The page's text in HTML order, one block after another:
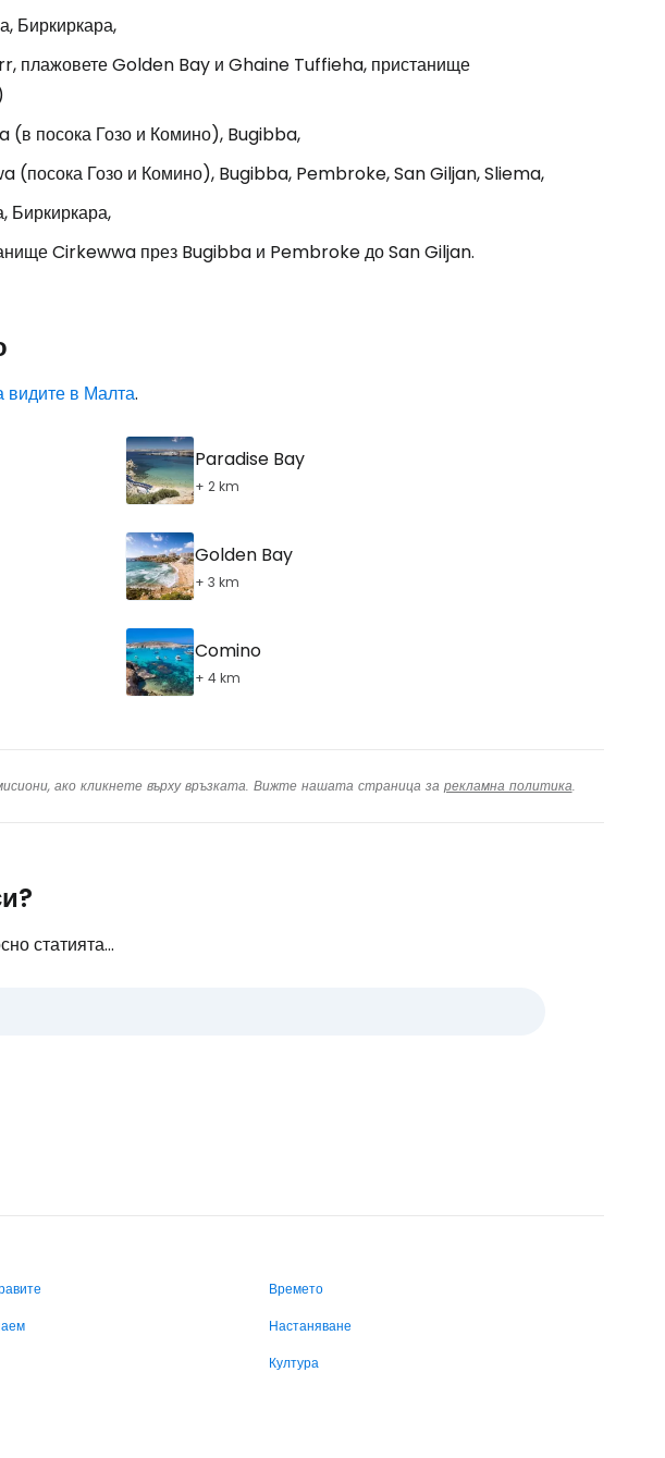
Биркиркара,
плажовете Golden Bay и Ghaine Tuffieha, пристанище
посока Гозо и Комино), Bugibba,
(посока Гозо и Комино), Bugibba, Pembroke, San Giljan, Sliema,
Биркиркара,
Cirkewwa през Bugibba и Pembroke до San Giljan.
видите в Малта.
Paradise Bay
+ 2 km
Golden Bay
+ 3 km
Comino
+ 4 km
ако кликнете върху връзката. Вижте нашата страница за рекламна политика.
статията...
Времето
Настаняване
Култура